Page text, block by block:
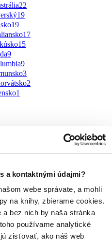
a kontaktnými údajmi?
webe správate, a mohli
na knihy, zbierame cookies.
a bez nich by naša stránka
používame analytické
zisťovať, ako náš web
22
19
19
17
15
9
9
3
2
1
117
33
24
13